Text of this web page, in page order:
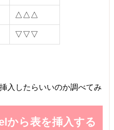
△△△
▽▽▽
入したらいいのか調べてみ
から表を挿入する